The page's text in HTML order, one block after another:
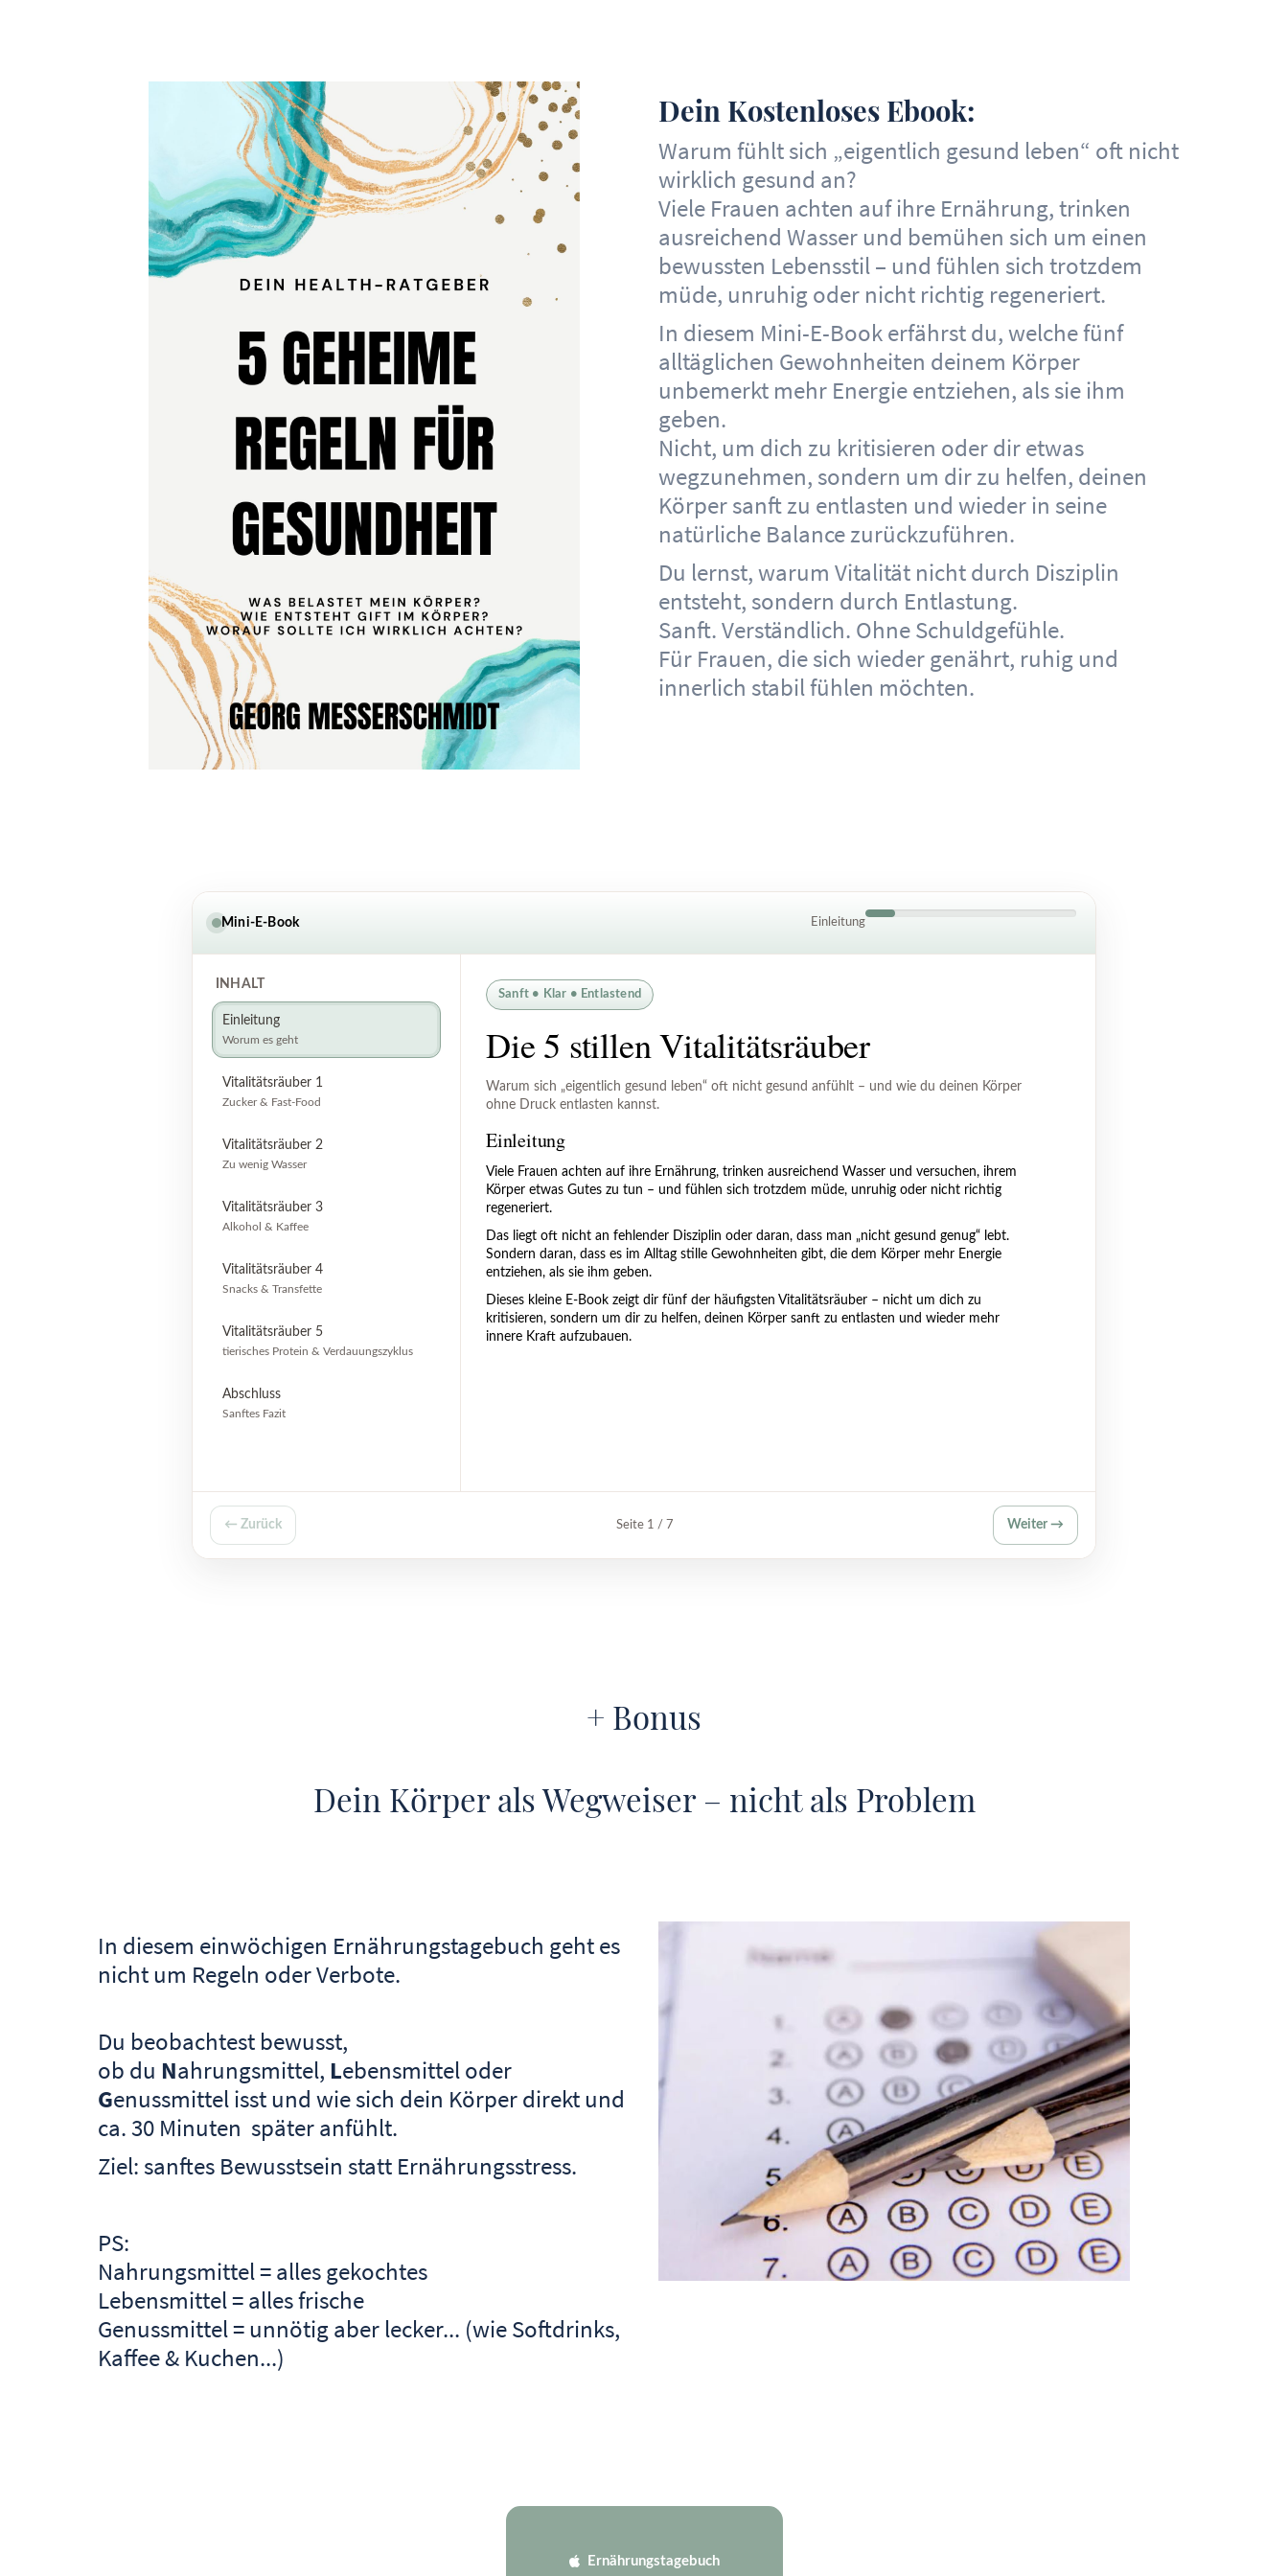
Dein Kostenloses Ebook:
Warum fühlt sich „eigentlich gesund leben“ oft nicht
wirklich gesund an?
Viele Frauen achten auf ihre Ernährung, trinken
ausreichend Wasser und bemühen sich um einen
bewussten Lebensstil – und fühlen sich trotzdem
müde, unruhig oder nicht richtig regeneriert.
In diesem Mini-E-Book erfährst du, welche fünf
alltäglichen Gewohnheiten deinem Körper
unbemerkt mehr Energie entziehen, als sie ihm
geben.
Nicht, um dich zu kritisieren oder dir etwas
wegzunehmen, sondern um dir zu helfen, deinen
Körper sanft zu entlasten und wieder in seine
natürliche Balance zurückzuführen.
Du lernst, warum Vitalität nicht durch Disziplin
entsteht, sondern durch Entlastung.
Sanft. Verständlich. Ohne Schuldgefühle.
Für Frauen, die sich wieder genährt, ruhig und
innerlich stabil fühlen möchten.
Mini-E-Book Einleitung
INHALT
Einleitung
Worum es geht
Vitalitätsräuber 1
Zucker & Fast-Food
Vitalitätsräuber 2
Zu wenig Wasser
Vitalitätsräuber 3
Alkohol & Kaffee
Vitalitätsräuber 4
Snacks & Transfette
Vitalitätsräuber 5
tierisches Protein & Verdauungszyklus
Abschluss
Sanftes Fazit
Sanft • Klar • Entlastend
Die 5 stillen Vitalitätsräuber
Warum sich „eigentlich gesund leben“ oft nicht gesund anfühlt – und wie du deinen Körper
ohne Druck entlasten kannst.
Einleitung
Viele Frauen achten auf ihre Ernährung, trinken ausreichend Wasser und versuchen, ihrem
Körper etwas Gutes zu tun – und fühlen sich trotzdem müde, unruhig oder nicht richtig
regeneriert.
Das liegt oft nicht an fehlender Disziplin oder daran, dass man „nicht gesund genug“ lebt.
Sondern daran, dass es im Alltag stille Gewohnheiten gibt, die dem Körper mehr Energie
entziehen, als sie ihm geben.
Dieses kleine E-Book zeigt dir fünf der häufigsten Vitalitätsräuber – nicht um dich zu
kritisieren, sondern um dir zu helfen, deinen Körper sanft zu entlasten und wieder mehr
innere Kraft aufzubauen.
← Zurück Seite 1 / 7 Weiter →
+ Bonus
Dein Körper als Wegweiser – nicht als Problem
In diesem einwöchigen Ernährungstagebuch geht es
nicht um Regeln oder Verbote.
Du beobachtest bewusst,
ob du Nahrungsmittel, Lebensmittel oder
Genussmittel isst und wie sich dein Körper direkt und
ca. 30 Minuten später anfühlt.
Ziel: sanftes Bewusstsein statt Ernährungsstress.
PS:
Nahrungsmittel = alles gekochtes
Lebensmittel = alles frische
Genussmittel = unnötig aber lecker... (wie Softdrinks,
Kaffee & Kuchen...)
Ernährungstagebuch